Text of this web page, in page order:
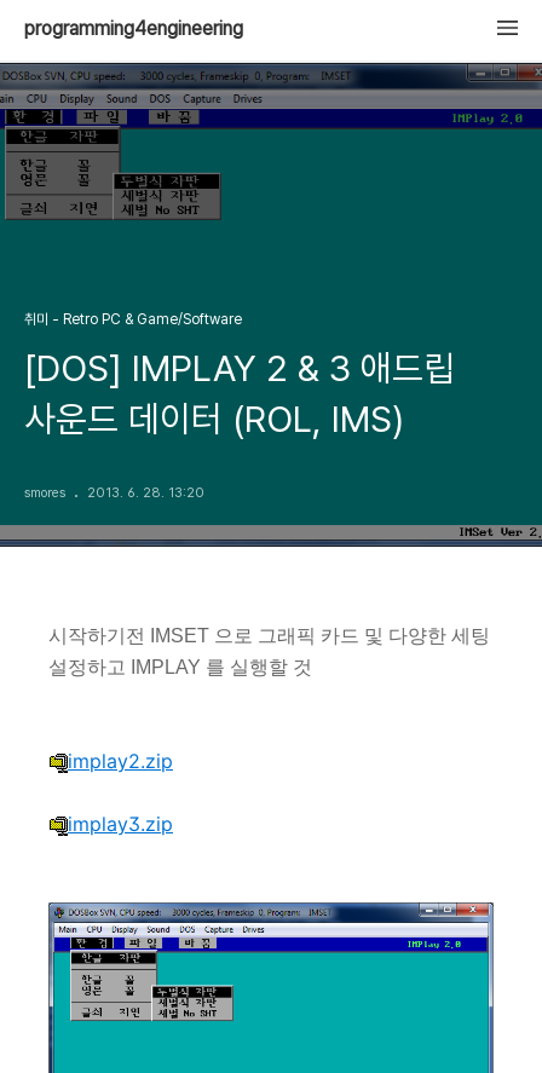
programming4engineering
취미 - Retro PC & Game/Software
[DOS] IMPLAY 2 & 3 애드립
사운드 데이터 (ROL, IMS)
smores 2013. 6. 28. 13:20
시작하기전 IMSET 으로 그래픽 카드 및 다양한 세팅
설정하고 IMPLAY 를 실행할 것
implay2.zip
implay3.zip